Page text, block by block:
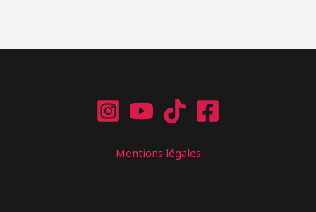
Mentions légales